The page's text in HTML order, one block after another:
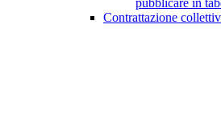
pubblicare in
Contrattazione